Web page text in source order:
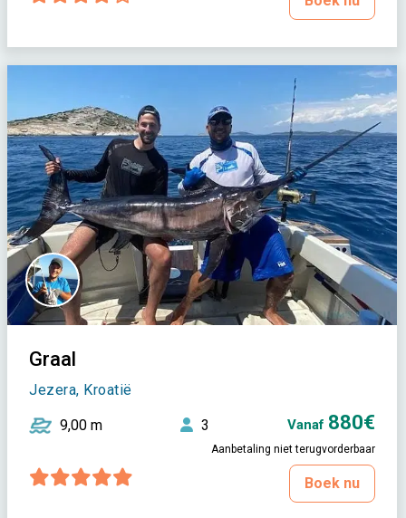
Graal
Jezera, Kroatië
9,00 m 3 Vanaf 880€
Aanbetaling niet terugvorderbaar
Boek nu